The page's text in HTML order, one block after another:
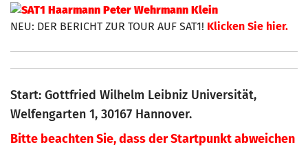
NEU: DER BERICHT ZUR TOUR AUF SAT1! Klicken Sie hier.
Start: Gottfried Wilhelm Leibniz Universität,
Welfengarten 1, 30167 Hannover.
Bitte beachten Sie, dass der Startpunkt abweichen